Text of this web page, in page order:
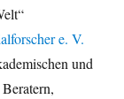
e. V.
und